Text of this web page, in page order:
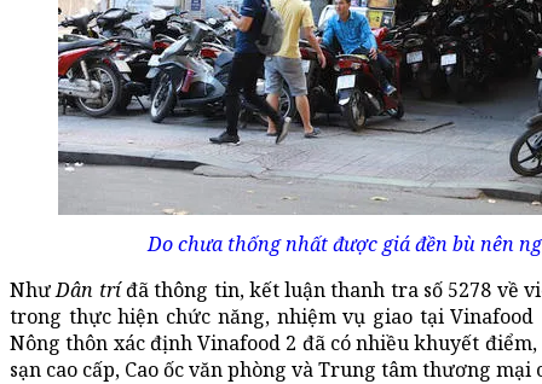
Do chưa thống nhất được giá đền bù nên
NhưDân tríđã thông tin, kết luận thanh tra số 5278 về
trong thực hiện chức năng, nhiệm vụ giao tại
Nông thôn xác định Vinafood 2 đã có nhiều khuyết
sạn cao cấp, Cao ốc văn phòng và Trung tâm thương